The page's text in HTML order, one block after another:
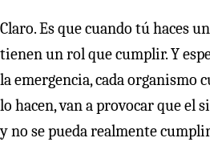
Claro. Es que cuando tú haces
tienen un rol que cumplir. Y
la emergencia, cada organismo
lo hacen, van a provocar que el
y no se pueda realmente